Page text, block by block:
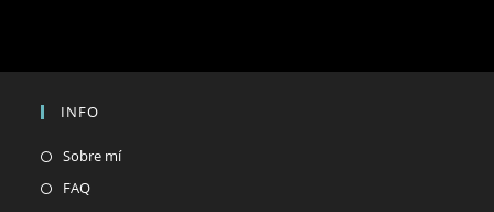
INFO
Sobre mí
FAQ